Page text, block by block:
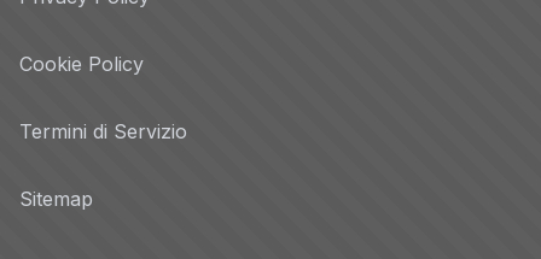
Cookie Policy
Termini di Servizio
Sitemap